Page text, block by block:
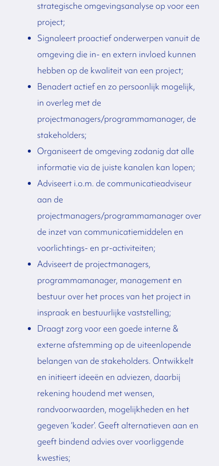
strategische omgevingsanalyse op voor een
project;
Signaleert proactief onderwerpen vanuit de
omgeving die in- en extern invloed kunnen
hebben op de kwaliteit van een project;
Benadert actief en zo persoonlijk mogelijk,
in overleg met de
projectmanagers/programmamanager, de
stakeholders;
Organiseert de omgeving zodanig dat alle
informatie via de juiste kanalen kan lopen;
Adviseert i.o.m. de communicatieadviseur
aan de
projectmanagers/programmamanager over
de inzet van communicatiemiddelen en
voorlichtings- en pr-activiteiten;
Adviseert de projectmanagers,
programmamanager, management en
bestuur over het proces van het project in
inspraak en bestuurlijke vaststelling;
Draagt zorg voor een goede interne &
externe afstemming op de uiteenlopende
belangen van de stakeholders. Ontwikkelt
en initieert ideeën en adviezen, daarbij
rekening houdend met wensen,
randvoorwaarden, mogelijkheden en het
gegeven ‘kader’. Geeft alternatieven aan en
geeft bindend advies over voorliggende
kwesties;